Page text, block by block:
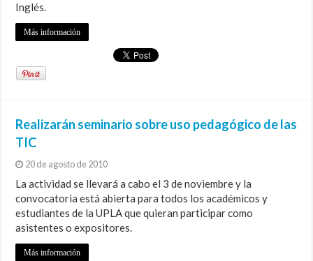
Inglés.
Más información
Realizarán seminario sobre uso pedagógico de las
TIC
20 de agosto de 2010
La actividad se llevará a cabo el 3 de noviembre y la
convocatoria está abierta para todos los académicos y
estudiantes de la UPLA que quieran participar como
asistentes o expositores.
Más información